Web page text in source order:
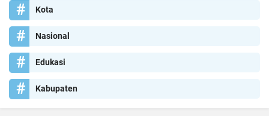
Kota
Nasional
Edukasi
Kabupaten